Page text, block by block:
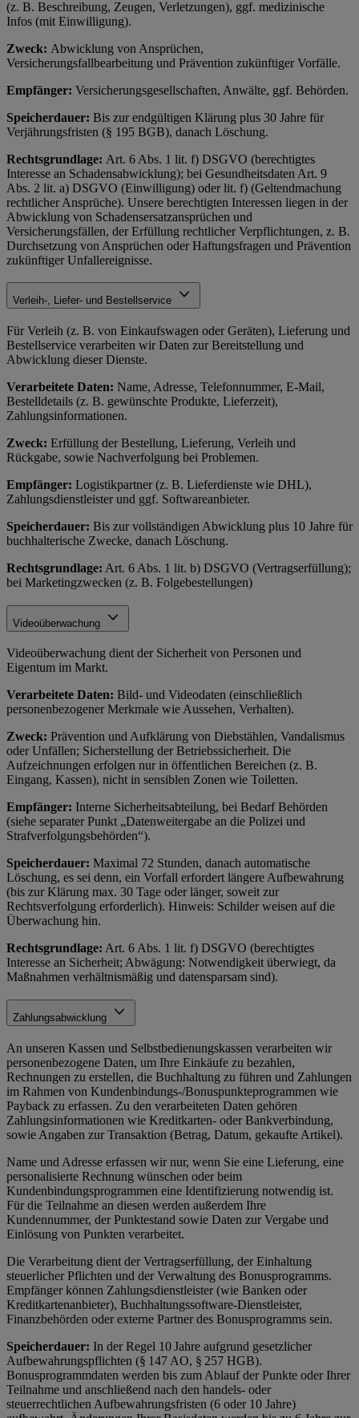
(z. B. Beschreibung, Zeugen, Verletzungen), ggf. medizinische
Infos (mit Einwilligung).
Zweck: Abwicklung von Ansprüchen,
Versicherungsfallbearbeitung und Prävention zukünftiger Vorfälle.
Empfänger: Versicherungsgesellschaften, Anwälte, ggf. Behörden.
Speicherdauer: Bis zur endgültigen Klärung plus 30 Jahre für
Verjährungsfristen (§ 195 BGB), danach Löschung.
Rechtsgrundlage: Art. 6 Abs. 1 lit. f) DSGVO (berechtigtes
Interesse an Schadensabwicklung); bei Gesundheitsdaten Art. 9
Abs. 2 lit. a) DSGVO (Einwilligung) oder lit. f) (Geltendmachung
rechtlicher Ansprüche). Unsere berechtigten Interessen liegen in der
Abwicklung von Schadensersatzansprüchen und
Versicherungsfällen, der Erfüllung rechtlicher Verpflichtungen, z. B.
Durchsetzung von Ansprüchen oder Haftungsfragen und Prävention
zukünftiger Unfallereignisse.
Verleih-, Liefer- und Bestellservice
Für Verleih (z. B. von Einkaufswagen oder Geräten), Lieferung und
Bestellservice verarbeiten wir Daten zur Bereitstellung und
Abwicklung dieser Dienste.
Verarbeitete Daten: Name, Adresse, Telefonnummer, E-Mail,
Bestelldetails (z. B. gewünschte Produkte, Lieferzeit),
Zahlungsinformationen.
Zweck: Erfüllung der Bestellung, Lieferung, Verleih und
Rückgabe, sowie Nachverfolgung bei Problemen.
Empfänger: Logistikpartner (z. B. Lieferdienste wie DHL),
Zahlungsdienstleister und ggf. Softwareanbieter.
Speicherdauer: Bis zur vollständigen Abwicklung plus 10 Jahre für
buchhalterische Zwecke, danach Löschung.
Rechtsgrundlage: Art. 6 Abs. 1 lit. b) DSGVO (Vertragserfüllung);
bei Marketingzwecken (z. B. Folgebestellungen)
Videoüberwachung
Videoüberwachung dient der Sicherheit von Personen und
Eigentum im Markt.
Verarbeitete Daten: Bild- und Videodaten (einschließlich
personenbezogener Merkmale wie Aussehen, Verhalten).
Zweck: Prävention und Aufklärung von Diebstählen, Vandalismus
oder Unfällen; Sicherstellung der Betriebssicherheit. Die
Aufzeichnungen erfolgen nur in öffentlichen Bereichen (z. B.
Eingang, Kassen), nicht in sensiblen Zonen wie Toiletten.
Empfänger: Interne Sicherheitsabteilung, bei Bedarf Behörden
(siehe separater Punkt „Datenweitergabe an die Polizei und
Strafverfolgungsbehörden“).
Speicherdauer: Maximal 72 Stunden, danach automatische
Löschung, es sei denn, ein Vorfall erfordert längere Aufbewahrung
(bis zur Klärung max. 30 Tage oder länger, soweit zur
Rechtsverfolgung erforderlich). Hinweis: Schilder weisen auf die
Überwachung hin.
Rechtsgrundlage: Art. 6 Abs. 1 lit. f) DSGVO (berechtigtes
Interesse an Sicherheit; Abwägung: Notwendigkeit überwiegt, da
Maßnahmen verhältnismäßig und datensparsam sind).
Zahlungsabwicklung
An unseren Kassen und Selbstbedienungskassen verarbeiten wir
personenbezogene Daten, um Ihre Einkäufe zu bezahlen,
Rechnungen zu erstellen, die Buchhaltung zu führen und Zahlungen
im Rahmen von Kundenbindungs-/Bonuspunkteprogrammen wie
Payback zu erfassen. Zu den verarbeiteten Daten gehören
Zahlungsinformationen wie Kreditkarten- oder Bankverbindung,
sowie Angaben zur Transaktion (Betrag, Datum, gekaufte Artikel).
Name und Adresse erfassen wir nur, wenn Sie eine Lieferung, eine
personalisierte Rechnung wünschen oder beim
Kundenbindungsprogrammen eine Identifizierung notwendig ist.
Für die Teilnahme an diesen werden außerdem Ihre
Kundennummer, der Punktestand sowie Daten zur Vergabe und
Einlösung von Punkten verarbeitet.
Die Verarbeitung dient der Vertragserfüllung, der Einhaltung
steuerlicher Pflichten und der Verwaltung des Bonusprogramms.
Empfänger können Zahlungsdienstleister (wie Banken oder
Kreditkartenanbieter), Buchhaltungssoftware-Dienstleister,
Finanzbehörden oder externe Partner des Bonusprogramms sein.
Speicherdauer: In der Regel 10 Jahre aufgrund gesetzlicher
Aufbewahrungspflichten (§ 147 AO, § 257 HGB).
Bonusprogrammdaten werden bis zum Ablauf der Punkte oder Ihrer
Teilnahme und anschließend nach den handels- oder
steuerrechtlichen Aufbewahrungsfristen (6 oder 10 Jahre)